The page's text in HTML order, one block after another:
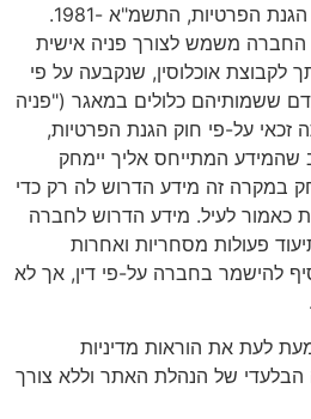
לתנאי שימוש אלו על-פי חוק הגנת הפרטיות, התשמ"א -1981.
משמש לצורך פניה אישית
לקבוצת אוכלוסין, שנקבעה על פי
ששמותיהם כלולים במאגר ("פניה
על-פי חוק הגנת הפרטיות,
בכתב שהמידע המתייחס אליך יימחק
במקרה זה מידע הדרוש לה רק כדי
כאמור לעיל. מידע הדרוש לחברה
פעולות מסחריות ואחרות
להישמר בחברה על-פי דין, אך לא
לעת את הוראות מדיניות
הבלעדי של הנהלת האתר וללא צורך